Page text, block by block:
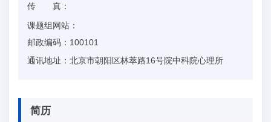
传 真：
课题组网站：
邮政编码： 100101
通讯地址： 北京市朝阳区林萃路16号院中科院心理所
简历